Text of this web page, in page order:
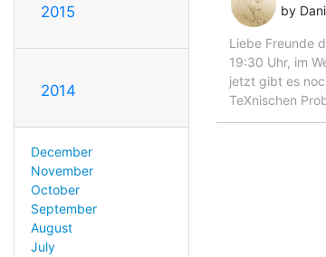
2015
2014
December
November
October
September
August
July
by
Liebe Freunde
19:30 Uhr, im
jetzt gibt es
TeXnischen